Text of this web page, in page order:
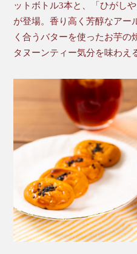
ットボトル3本と、「ひがし
が登場。香り高く芳醇なアー
く合うバターを使ったお芋の
タヌーンティー気分を味わえ